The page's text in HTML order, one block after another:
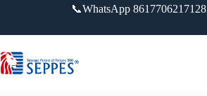
📞WhatsApp 8617706217128